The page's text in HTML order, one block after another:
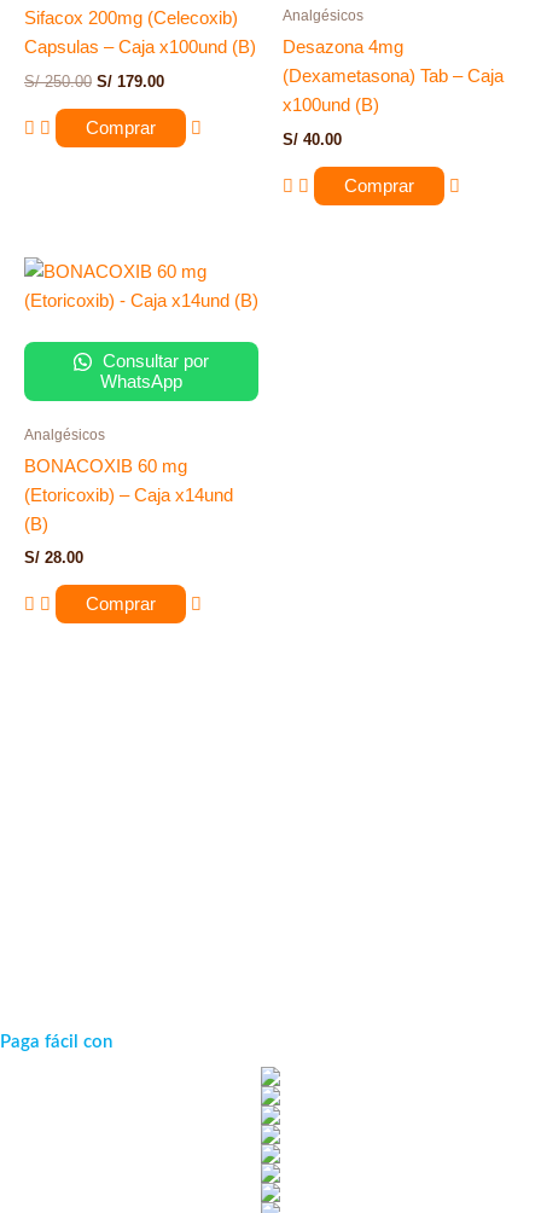
Sifacox 200mg (Celecoxib)
Capsulas – Caja x100und (B)
S/250.00 S/ 179.00
Comprar
Analgésicos
Desazona 4mg
(Dexametasona) Tab – Caja
x100und (B)
S/ 40.00
Comprar
Consultar por
WhatsApp
Analgésicos
BONACOXIB 60 mg
(Etoricoxib) – Caja x14und
(B)
S/ 28.00
Comprar
Paga fácil con